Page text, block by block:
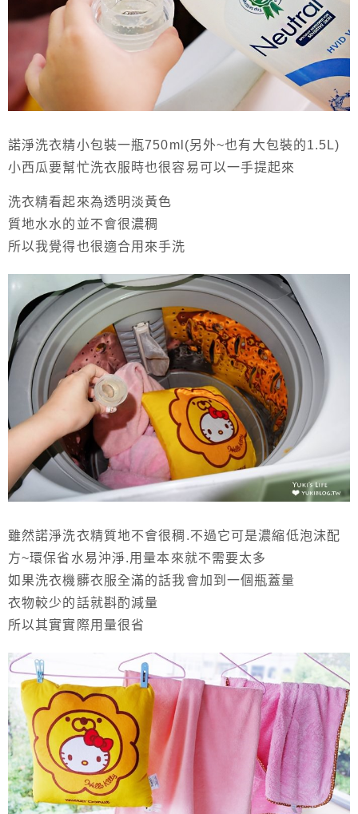
諾淨洗衣精小包裝一瓶750ml(另外~也有大包裝的1.5L)
小西瓜要幫忙洗衣服時也很容易可以一手提起來
洗衣精看起來為透明淡黃色
質地水水的並不會很濃稠
所以我覺得也很適合用來手洗
雖然諾淨洗衣精質地不會很稠.不過它可是濃縮低泡沫配
方~環保省水易沖淨.用量本來就不需要太多
如果洗衣機髒衣服全滿的話我會加到一個瓶蓋量
衣物較少的話就斟酌減量
所以其實實際用量很省